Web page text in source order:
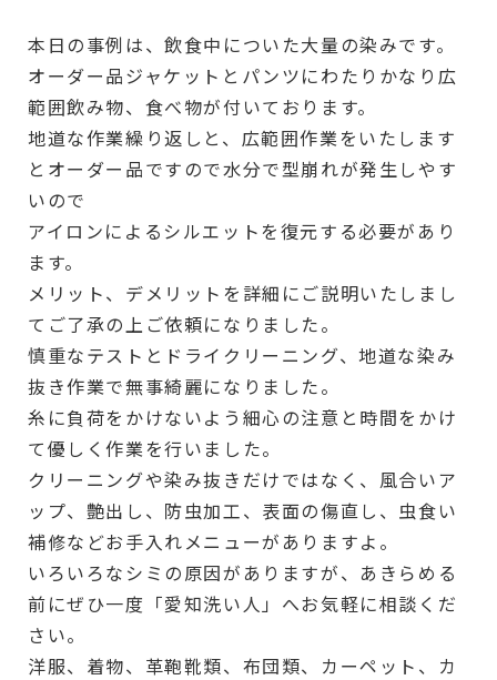
本日の事例は、飲食中についた大量の染みです。
オーダー品ジャケットとパンツにわたりかなり広
範囲飲み物、食べ物が付いております。
地道な作業繰り返しと、広範囲作業をいたします
とオーダー品ですので水分で型崩れが発生しやす
いので
アイロンによるシルエットを復元する必要があり
ます。
メリット、デメリットを詳細にご説明いたしまし
てご了承の上ご依頼になりました。
慎重なテストとドライクリーニング、地道な染み
抜き作業で無事綺麗になりました。
糸に負荷をかけないよう細心の注意と時間をかけ
て優しく作業を行いました。
クリーニングや染み抜きだけではなく、風合いア
ップ、艶出し、防虫加工、表面の傷直し、虫食い
補修などお手入れメニューがありますよ。
いろいろなシミの原因がありますが、あきらめる
前にぜひ一度「愛知洗い人」へお気軽に相談くだ
さい。
洋服、着物、革鞄靴類、布団類、カーペット、カ